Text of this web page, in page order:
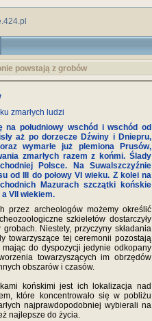
powstają z grobów
zmarłych ludzi
południowy wschód i wschód od
aż po dorzecze Dźwiny i Dniepru,
wymarłe już plemiona Prusów,
zmarłych razem z końmi. Ślady
Polsce. Na Suwalszczyźnie
od III do połowy VI wieku. Z kolei na
Mazurach szczątki końskie
VII wiekiem.
przez archeologów możemy określić
szkieletów dostarczyły
Niestety, przyczyny składania
towarzyszące tej ceremonii pozostają
do dyspozycji jedynie odkopany
towarzyszących im obrzędów
obszarów i czasów.
końskimi jest ich lokalizacja nad
które koncentrowało się w pobliżu
najprawdopodobniej wybierali na
najlepsze do życia.